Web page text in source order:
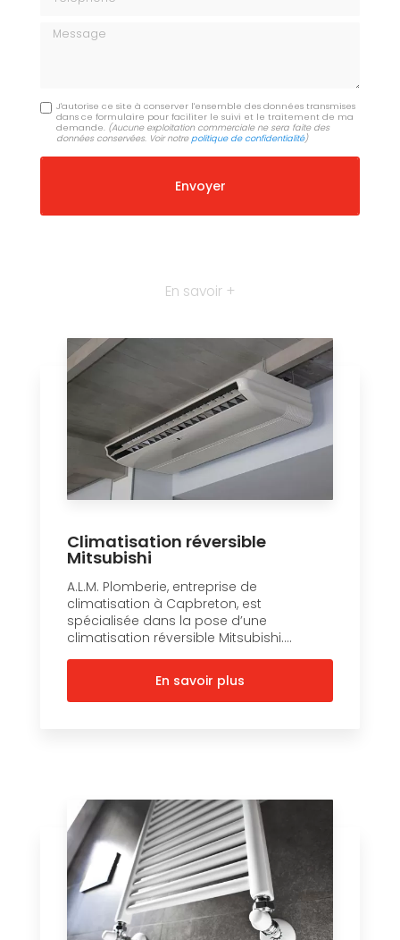
Message
J'autorise ce site à conserver l'ensemble des données transmises
dans ce formulaire pour faciliter le suivi et le traitement de ma
demande. (Aucune exploitation commerciale ne sera faite des
données conservées. Voir notrepolitique de confidentialité)
En savoir +
Climatisation réversible
Mitsubishi
A.L.M. Plomberie, entreprise de
climatisation à Capbreton, est
spécialisée dans la pose d’une
climatisation réversible Mitsubishi....
En savoir plus